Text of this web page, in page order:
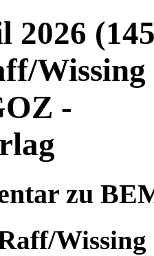
2026
-
zu
Wissing